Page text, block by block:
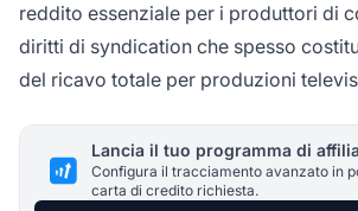
reddito essenziale per i produttori di
diritti di syndication che spesso
del ricavo totale per produzioni
Lancia il tuo programma di
Configura il tracciamento avanzato in
carta di credito richiesta.